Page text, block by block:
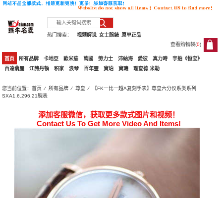
热门搜索： 原单正品
女士腕錶
视频解说
查看购物袋(0)
0
首页 所有品牌 卡地亞 歐米茄 萬國 勞力士 沛納海 愛彼 真力時
宇舶《恒宝》
百達翡麗
江詩丹頓 积家 浪琴 百年靈 寶珀 寶璣 理查德.米勒
您当前位置：首页 ⁄所有品牌 ⁄尊皇 ⁄ 【FK一比一超A复刻手表】尊皇六分仪系类系列
SXA1.6.296.21腕表
添加客服微信，获取更多款式图片和视频！
Contact Us To Get More Video And Items!